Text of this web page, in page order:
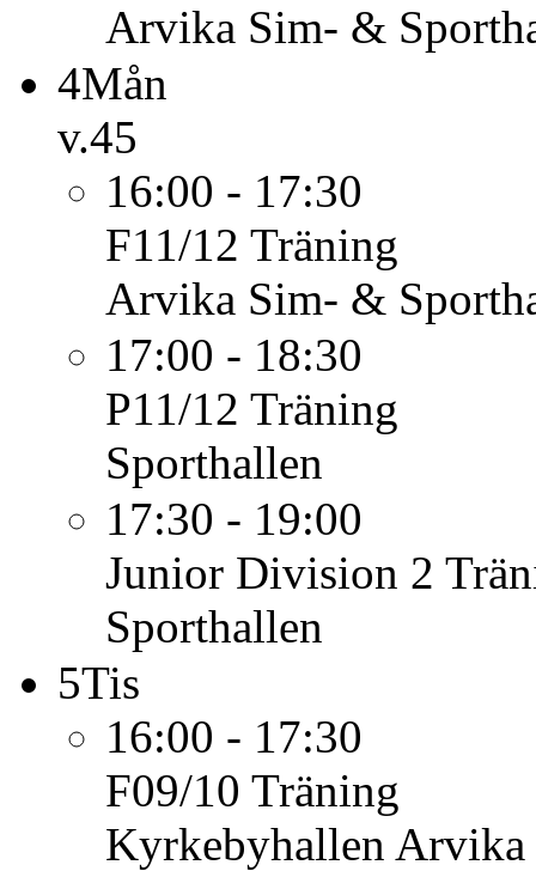
Arvika Sim- &
4Mån
v.45
16:00 - 17:30
F11/12 Träning
Arvika Sim- &
17:00 - 18:30
P11/12 Träning
Sporthallen
17:30 - 19:00
Junior Division 2
Sporthallen
5Tis
16:00 - 17:30
F09/10 Träning
Kyrkebyhallen Arvika